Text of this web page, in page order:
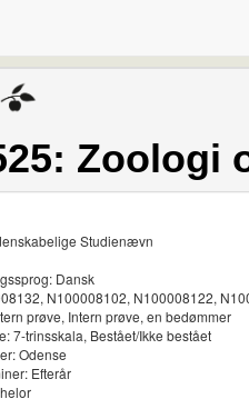
Zoologi
Studienævn
Dansk
N100008102, N100008122,
prøve, Intern prøve, en bedømmer
7-trinsskala, Bestået/Ikke bestået
Odense
Efterår